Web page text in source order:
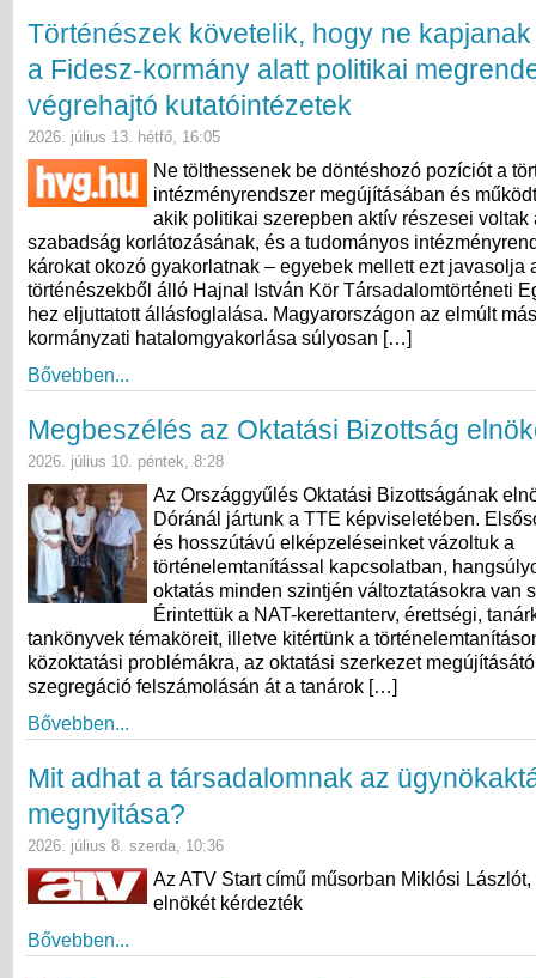
Történészek követelik, hogy ne
a Fidesz-kormány alatt politikai
végrehajtó kutatóintézetek
2026. július 13. hétfő, 16:05
Ne tölthessenek be döntéshozó pozíciót a
intézményrendszer megújításában és
akik politikai szerepben aktív részesei voltak
szabadság korlátozásának, és a tudományos
károkat okozó gyakorlatnak – egyebek mellett ezt javasolja
történészekből álló Hajnal István Kör Társadalomtörténeti
hez eljuttatott állásfoglalása. Magyarországon az elmúlt
kormányzati hatalomgyakorlása súlyosan […]
Bővebben...
Megbeszélés az Oktatási Bizottság
2026. július 10. péntek, 8:28
Az Országgyűlés Oktatási Bizottságának
Dóránál jártunk a TTE képviseletében.
és hosszútávú elképzeléseinket vázoltuk a
történelemtanítással kapcsolatban,
oktatás minden szintjén változtatásokra van
Érintettük a NAT-kerettanterv, érettségi,
tankönyvek témaköreit, illetve kitértünk a
közoktatási problémákra, az oktatási szerkezet
szegregáció felszámolásán át a tanárok […]
Bővebben...
Mit adhat a társadalomnak az
megnyitása?
2026. július 8. szerda, 10:36
Az ATV Start című műsorban Miklósi Lászlót,
elnökét kérdezték
Bővebben...